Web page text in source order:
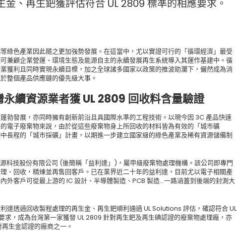
金、再生鈀獲評估符合 UL 2809 標準的相應要求。
綠色產業因此隨之更加強勢發展。在這當中，尤以實證可行的「循環經濟」最受
兼顧企業營運、環境生態及能源自主的永續發展再生系統導入其運作基建中。循
獲利且同時實現永續目標，加之全球諸多國家以政策的推波助瀾下，儼然成為消
整個產品供應鏈的優先級大事。
續資源業者獲 UL 2809 回收料含量驗證
勃發展，亦同時擁有創新前沿且具國際水準的工程技術。以現今因 3C 產品快速
電子廢棄物來說，由於從這些廢棄物身上所回收的材料皆為有效的「城市礦
長程的「城市採礦」計畫，以期進一步建立國家級的綠色產業及稀有資源儲備制
科技股份有限公司 (後簡稱「益利達」)，屬甲級廢棄物處理機構。該公司即專門
、回收，精煉並再售回客戶。已在業界近二十年的益利達，目前尤以電子相關產
外客戶可從最上游的 IC 設計、半導體製造、PCB 製造…一路涵蓋到後端的封測大
達透過回收製程處理的再生金、再生鈀順利通過 UL Solutions 評估，確認符合 UL
求，成為台灣第一家獲發 UL 2809 針對再生鈀及再生碘認證的廢棄物處理廠，亦
生金認證的廠商之一。